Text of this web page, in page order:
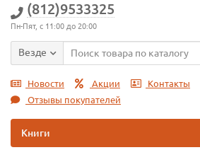
(812)9533325
Пн-Пят, с 11:00 до 20:00
Везде
Новости Акции
Контакты
Отзывы покупателей
Книги